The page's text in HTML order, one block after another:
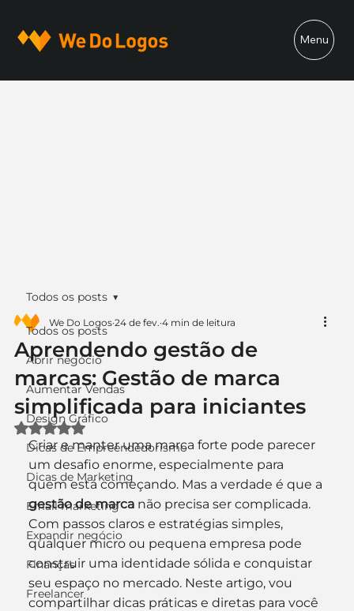
Menu
Todos os posts
Abrir negócio
Aumentar Vendas
Design Gráfico
Dicas de Empreendedorismo
Dicas de Marketing
Email marketing
Expandir negócio
Finanças
Freelancer
Todos os posts
Aprendendo gestão de
marcas: Gestão de marca
simplificada para iniciantes
We Do Logos 24 de fev. 4 min de leitura
Avaliado com NaN de 5 estrelas.
Criar e manter uma marca forte pode parecer
um desafio enorme, especialmente para
quem está começando. Mas a verdade é que a
gestão de marca não precisa ser complicada.
Com passos claros e estratégias simples,
qualquer micro ou pequena empresa pode
construir uma identidade sólida e conquistar
seu espaço no mercado. Neste artigo, vou
compartilhar dicas práticas e diretas para você